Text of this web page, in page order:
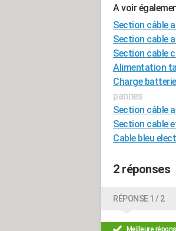
A voir
Section câble
Section cable
Section cable
Alimentation
Charge
pannes
Section câble
Section cable
Cable bleu
2 réponses
RÉPONSE 1 / 2
Meilleure